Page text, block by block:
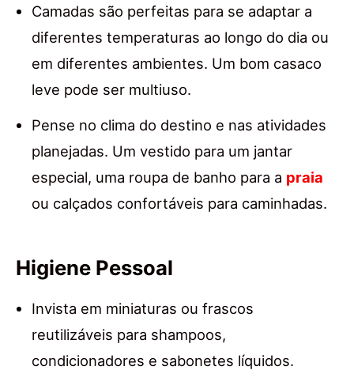
Camadas são perfeitas para se adaptar a
diferentes temperaturas ao longo do dia ou
em diferentes ambientes. Um bom casaco
leve pode ser multiuso.
Pense no clima do destino e nas atividades
planejadas. Um vestido para um jantar
especial, uma roupa de banho para a praia
ou calçados confortáveis para caminhadas.
Higiene Pessoal
Invista em miniaturas ou frascos
reutilizáveis para shampoos,
condicionadores e sabonetes líquidos.